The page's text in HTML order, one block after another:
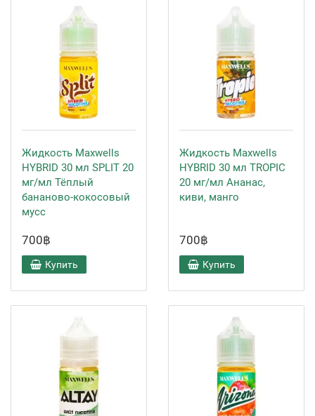
Жидкость Maxwells
HYBRID 30 мл SPLIT 20
мг/мл Тёплый
бананово-кокосовый
мусс
700฿
Купить
Жидкость Maxwells
HYBRID 30 мл TROPIC
20 мг/мл Ананас,
киви, манго
700฿
Купить